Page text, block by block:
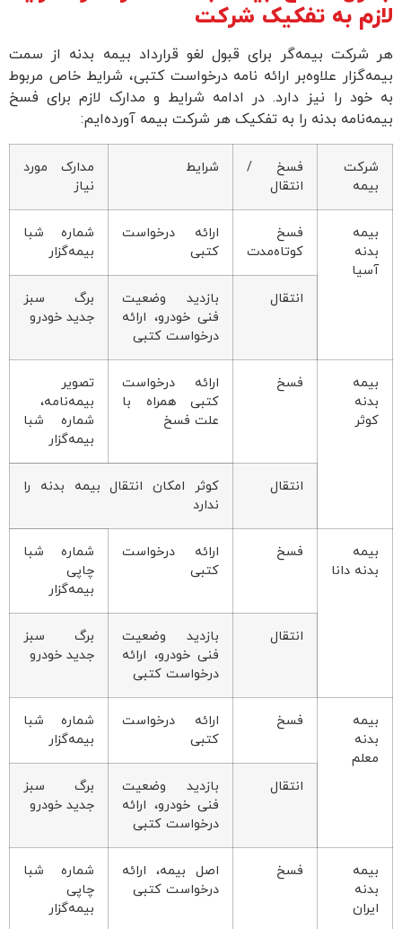
به تفکیک شرکت
شرکت بیمه‌گر برای قبول لغو قرارداد بیمه بدنه از سمت
علاوه‌بر ارائه نامه درخواست کتبی، شرایط خاص مربوط
خود را نیز دارد. در ادامه شرایط و مدارک لازم برای فسخ
بدنه را به تفکیک هر شرکت بیمه آورده‌ایم:
شرکت
بیمه
فسخ /
انتقال
شرایط
مدارک مورد
بیمه
آسیا
فسخ
کوتاه‌مدت
ارائه درخواست
کتبی
شماره شبا
بیمه‌گزار
انتقال
بازدید وضعیت
فنی خودرو، ارائه
درخواست کتبی
برگ سبز
جدید خودرو
بیمه
کوثر
فسخ
ارائه درخواست
کتبی همراه با
علت فسخ
تصویر
بیمه‌نامه،
شماره شبا
بیمه‌گزار
انتقال
کوثر امکان انتقال بیمه بدنه را
ندارد
بیمه
بدنه دانا
فسخ
ارائه درخواست
کتبی
شماره شبا
چاپی
بیمه‌گزار
انتقال
بازدید وضعیت
فنی خودرو، ارائه
درخواست کتبی
برگ سبز
جدید خودرو
بیمه
معلم
فسخ
ارائه درخواست
کتبی
شماره شبا
بیمه‌گزار
انتقال
بازدید وضعیت
فنی خودرو، ارائه
درخواست کتبی
برگ سبز
جدید خودرو
بیمه
ایران
فسخ
اصل بیمه، ارائه
درخواست کتبی
شماره شبا
چاپی
بیمه‌گزار